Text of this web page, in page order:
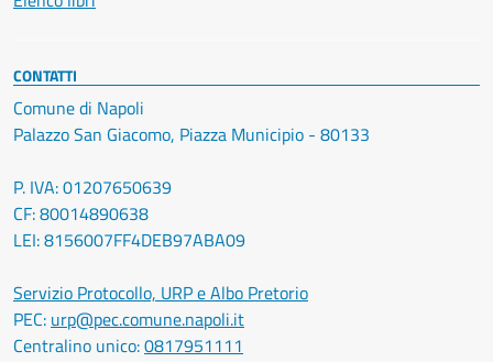
CONTATTI
Comune di Napoli
Palazzo San Giacomo, Piazza Municipio - 80133
P. IVA: 01207650639
CF: 80014890638
LEI: 8156007FF4DEB97ABA09
Servizio Protocollo, URP e Albo Pretorio
PEC: urp@pec.comune.napoli.it
Centralino unico:0817951111